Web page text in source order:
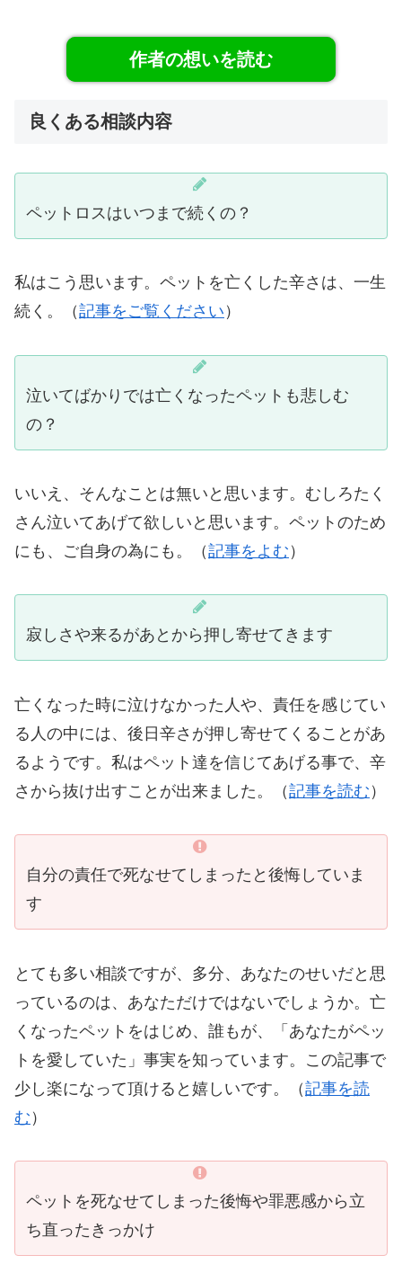
作者の想いを読む
良くある相談内容
ペットロスはいつまで続くの？
私はこう思います。ペットを亡くした辛さは、一生
続く。（記事をご覧ください ）
泣いてばかりでは亡くなったペットも悲しむ
の？
いいえ、そんなことは無いと思います。むしろたく
さん泣いてあげて欲しいと思います。ペットのため
にも、ご自身の為にも。（記事をよむ ）
寂しさや来るがあとから押し寄せてきます
亡くなった時に泣けなかった人や、責任を感じてい
る人の中には、後日辛さが押し寄せてくることがあ
るようです。私はペット達を信じてあげる事で、辛
さから抜け出すことが出来ました。（記事を読む ）
自分の責任で死なせてしまったと後悔していま
す
とても多い相談ですが、多分、あなたのせいだと思
っているのは、あなただけではないでしょうか。亡
くなったペットをはじめ、誰もが、「あなたがペッ
トを愛していた」事実を知っています。この記事で
少し楽になって頂けると嬉しいです。（記事を読
む ）
ペットを死なせてしまった後悔や罪悪感から立
ち直ったきっかけ